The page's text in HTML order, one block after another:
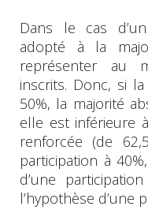
Dans le cas
adopté à la
représenter au
inscrits. Donc, si
50%, la majorité
elle est inférieure
renforcée (de
participation à
d’une
l’hypothèse d’une